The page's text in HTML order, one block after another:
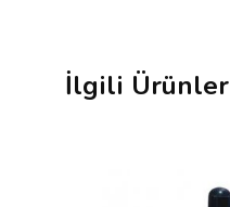
İlgili Ürünler